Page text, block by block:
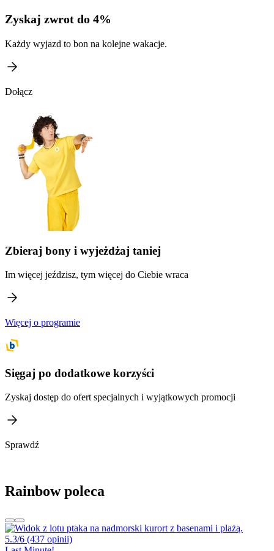
Zyskaj zwrot do 4%
Każdy wyjazd to bon na kolejne wakacje.
Dołącz
Zbieraj bony i wyjeżdżaj taniej
Im więcej jeździsz, tym więcej do Ciebie wraca
Więcej o programie
Sięgaj po dodatkowe korzyści
Zyskaj dostęp do ofert specjalnych i wyjątkowych promocji
Sprawdź
Rainbow poleca
5.3/6 (437 opinii)